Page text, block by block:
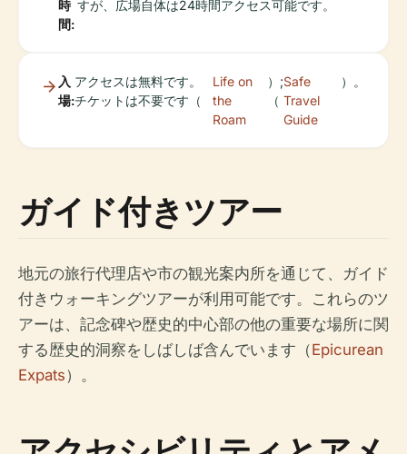
時
間:
すが、広場自体は24時間アクセス可能です。
入
場:
アクセスは無料です。
チケットは不要です（
Life on
the
Roam
）;
（
Safe
Travel
Guide
）。
ガイド付きツアー
地元の旅行代理店や市の観光案内所を通じて、ガイド
付きウォーキングツアーが利用可能です。これらのツ
アーは、記念碑や歴史的中心部の他の重要な場所に関
する歴史的洞察をしばしば含んでいます（Epicurean
Expats）。